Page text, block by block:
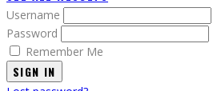
Username
Password
Remember Me
SIGN IN